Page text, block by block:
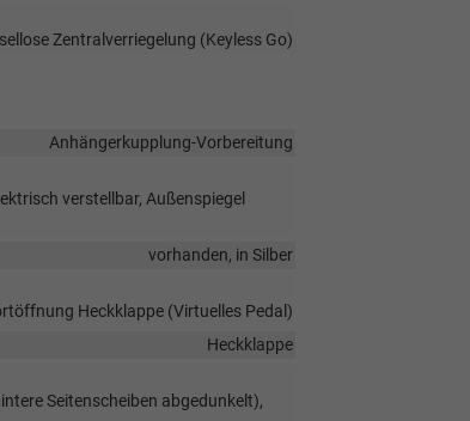
Zentralverriegelung (Keyless Go)
Anhängerkupplung-Vorbereitung
verstellbar, Außenspiegel
vorhanden, in Silber
Heckklappe (Virtuelles Pedal)
Heckklappe
Seitenscheiben abgedunkelt),